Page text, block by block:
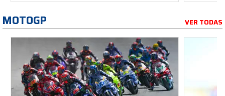
MOTOGP VER TODAS